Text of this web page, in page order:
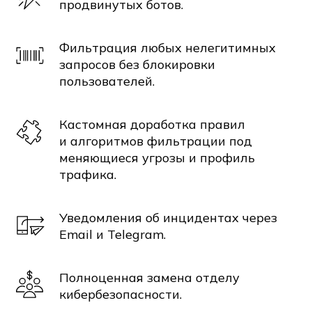
продвинутых ботов.
Фильтрация любых нелегитимных
запросов без блокировки
пользователей.
Кастомная доработка правил
и алгоритмов фильтрации под
меняющиеся угрозы и профиль
трафика.
Уведомления об инцидентах через
Email и Telegram.
Полноценная замена отделу
кибербезопасности.